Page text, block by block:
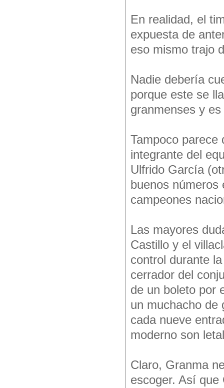
En realidad, el
expuesta de
eso mismo trajo
Nadie debería
porque este se
granmenses y
Tampoco parece
integrante del
Ulfrido García
buenos números
campeones
Las mayores
Castillo y el
control durante
cerrador del
de un boleto por
un muchacho de
cada nueve
moderno son
Claro, Granma
escoger. Así que